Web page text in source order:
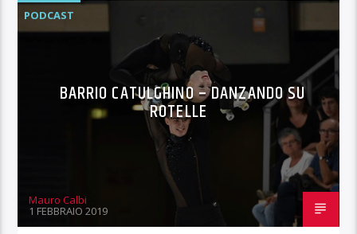
PODCAST
BARRIO CATULGHINO – DANZANDO SU
ROTELLE
Mauro Calbi
1 FEBBRAIO 2019